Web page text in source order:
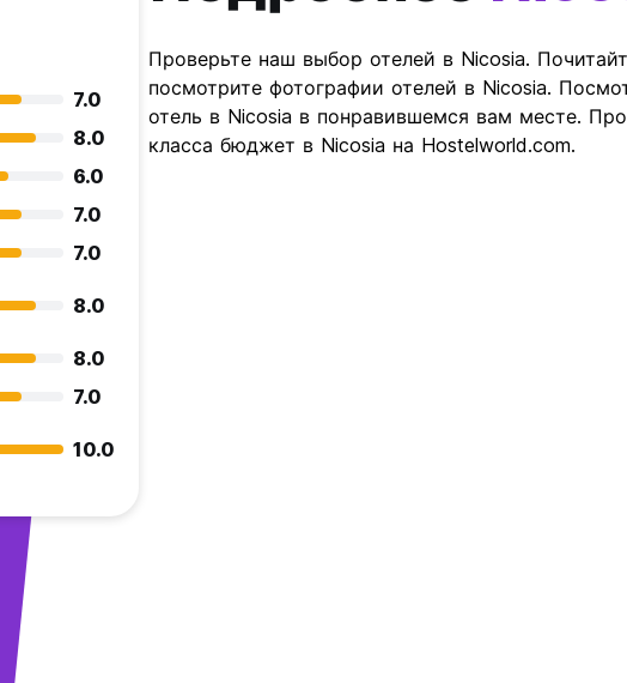
7.0
8.0
6.0
7.0
7.0
8.0
8.0
7.0
10.0
Проверьте наш выбор отелей в Nicosia.
посмотрите фотографии отелей в Nicosia.
отель в Nicosia в понравившемся вам месте.
класса бюджет в Nicosia на Hostelworld.com.